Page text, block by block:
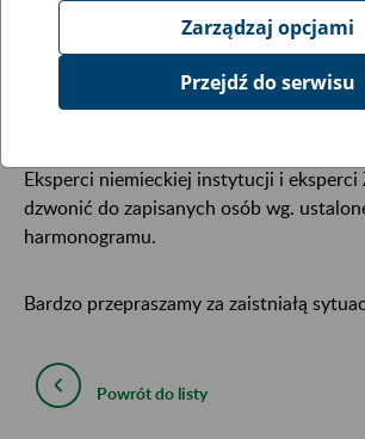
Deutsche Rentenversicherung odbędą się
Eksperci niemieckiej instytucji i eksperci
dzwonić do zapisanych osób wg.
harmonogramu.
Bardzo przepraszamy za zaistniałą
Powrót do listy
Zarządzaj opcjami
Przejdź do serwisu